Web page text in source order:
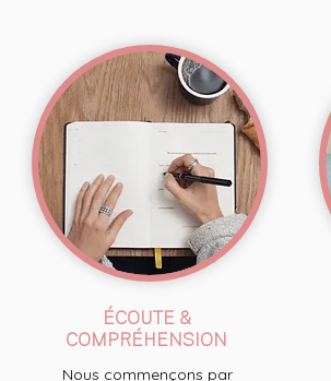
ÉCOUTE &
COMPRÉHENSION
Nous commençons par